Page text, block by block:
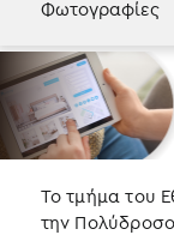
Φωτογραφίες
Το τμήμα του
την